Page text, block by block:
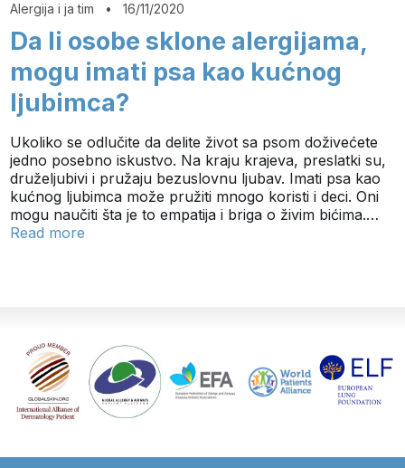
Alergija i ja tim •16/11/2020
Da li osobe sklone alergijama,
mogu imati psa kao kućnog
ljubimca?
Ukoliko se odlučite da delite život sa psom doživećete
jedno posebno iskustvo. Na kraju krajeva, preslatki su,
druželjubivi i pružaju bezuslovnu ljubav. Imati psa kao
kućnog ljubimca može pružiti mnogo koristi i deci. Oni
mogu naučiti šta je to empatija i briga o živim bićima.…
Read more